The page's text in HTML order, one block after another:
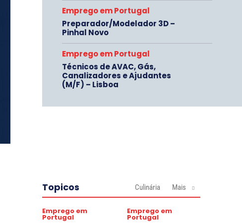
Emprego em Portugal
Preparador/Modelador 3D –
Pinhal Novo
Emprego em Portugal
Técnicos de AVAC, Gás,
Canalizadores e Ajudantes
(M/F) – Lisboa
Topicos Culinária Mais
Emprego em
Portugal
Emprego em
Portugal